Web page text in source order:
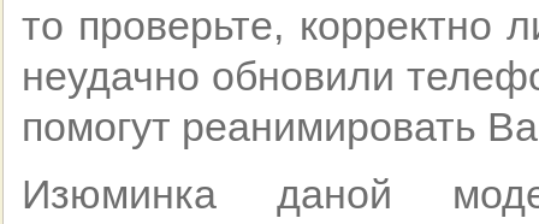
то проверьте, корректно
неудачно обновили
помогут реанимировать
Изюминка даной